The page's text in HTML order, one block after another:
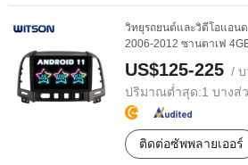
วิทยุรถยนต์และวิดีโอแอน
2006-2012 ซานตาเฟ
US$125-225 /
ปริมาณต่ำสุด:1 บางส่
ติดต่อซัพพลายเออร์